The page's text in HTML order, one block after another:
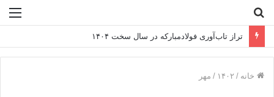
برای
تراز تاب‌آوری فولادمبارکه در سال سخت ۱۴۰۴
خانه / ۱۴۰۲ / مهر